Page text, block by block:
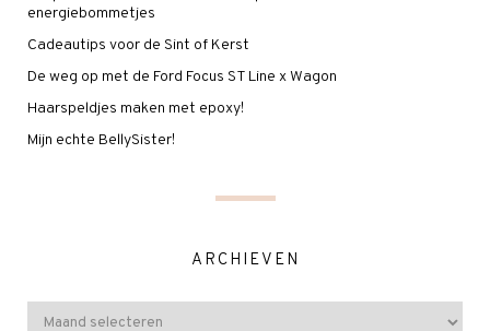
energiebommetjes
Cadeautips voor de Sint of Kerst
De weg op met de Ford Focus ST Line x Wagon
Haarspeldjes maken met epoxy!
Mijn echte BellySister!
ARCHIEVEN